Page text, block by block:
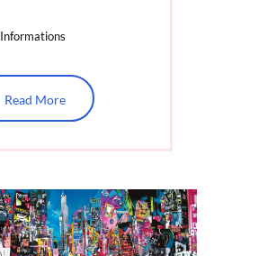
Informations
Read More